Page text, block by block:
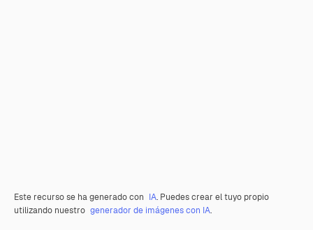
Este recurso se ha generado con IA. Puedes crear el tuyo propio
utilizando nuestro generador de imágenes con IA.